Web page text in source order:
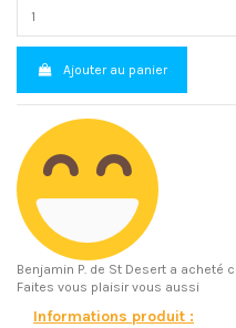
Ajouter au panier
Benjamin P. de St Desert a acheté
Faites vous plaisir vous aussi
Informations produit :